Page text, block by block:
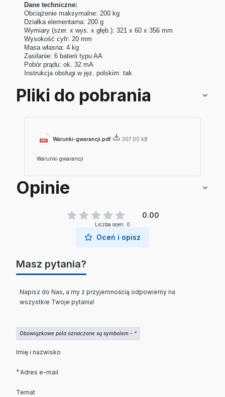
Dane techniczne:
Obciążenie maksymalne: 200 kg
Działka elementarna: 200 g
Wymiary (szer. x wys. x głęb.): 321 x 60 x 356 mm
Wysokość cyfr: 20 mm
Masa własna: 4 kg
Zasilanie: 6 baterii typu AA
Pobór prądu: ok. 32 mA
Instrukcja obsługi w jęz. polskim: tak
Pliki do pobrania
Warunki-gwarancji.pdf 307.00 kB
Warunki gwarancji
Opinie
0.00
Liczba ocen: 0
Oceń i opisz
Masz pytania?
Napisz do Nas, a my z przyjemnością odpowiemy na
wszystkie Twoje pytania!
Obowiązkowe pola oznaczone są symbolem - *
Imię i nazwisko
* Adres e-mail
Temat